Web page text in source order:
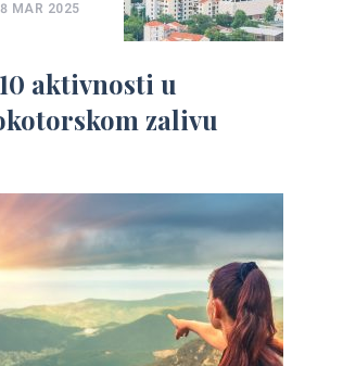
MAR 2025
aktivnosti u
zalivu